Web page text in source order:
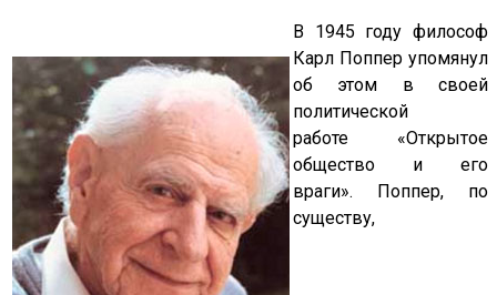
В 1945 году философ
Карл Поппер упомянул
об этом в своей
политической
работе «Открытое
общество и его
враги». Поппер, по
существу,